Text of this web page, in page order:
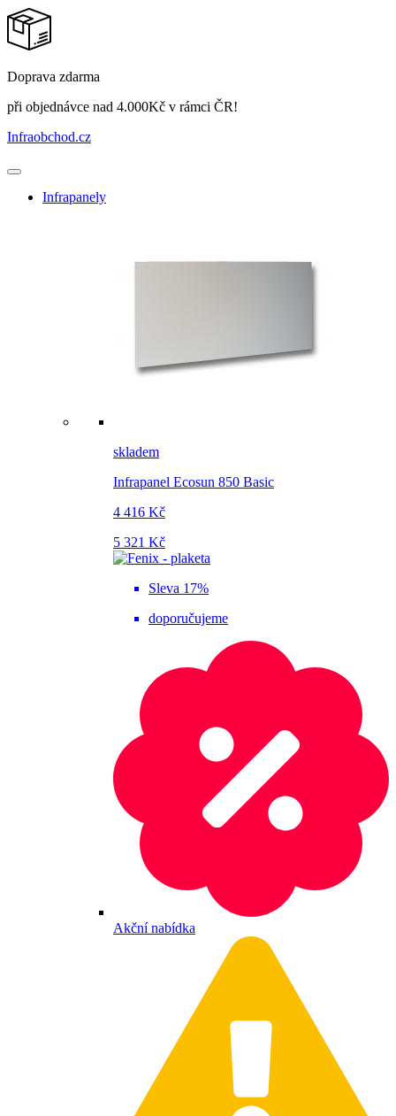
Doprava zdarma
při objednávce nad 4.000Kč v rámci ČR!
Infraobchod.cz
Infrapanely
skladem
Infrapanel Ecosun 850 Basic
4 416 Kč
5 321 Kč
Sleva 17%
doporučujeme
Akční nabídka